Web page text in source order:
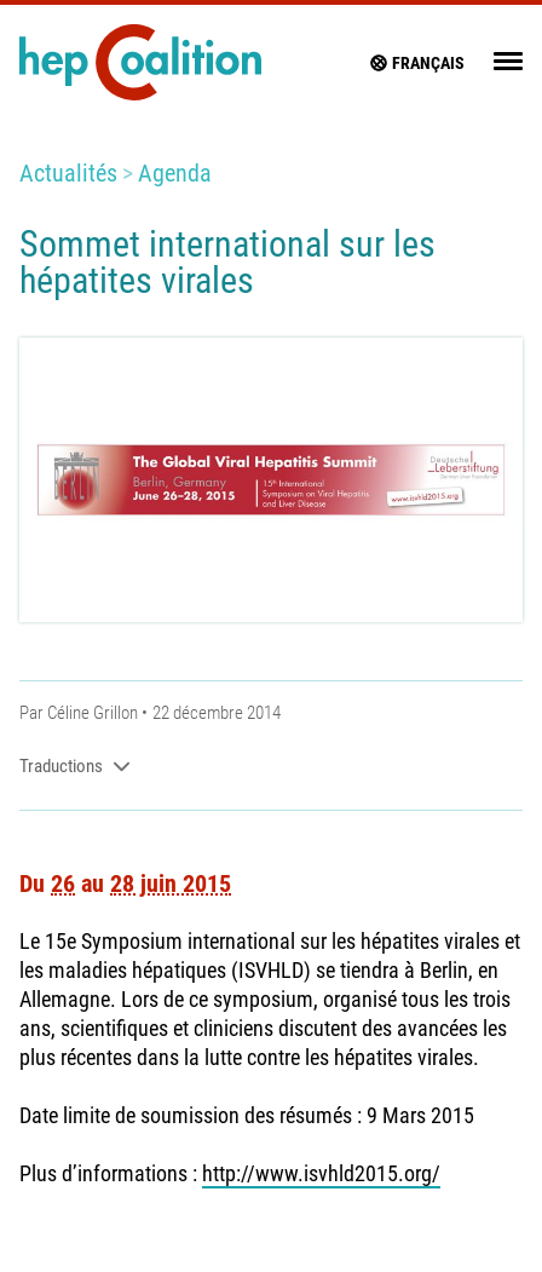
FRANÇAIS
Actualités Agenda
Sommet international sur les
hépatites virales
Par Céline Grillon 22 décembre 2014
Traductions
Du 26 au 28 juin 2015
Le 15e Symposium international sur les hépatites virales et
les maladies hépatiques (ISVHLD) se tiendra à Berlin, en
Allemagne. Lors de ce symposium, organisé tous les trois
ans, scientifiques et cliniciens discutent des avancées les
plus récentes dans la lutte contre les hépatites virales.
Date limite de soumission des résumés : 9 Mars 2015
Plus d’informations : http://www.isvhld2015.org/